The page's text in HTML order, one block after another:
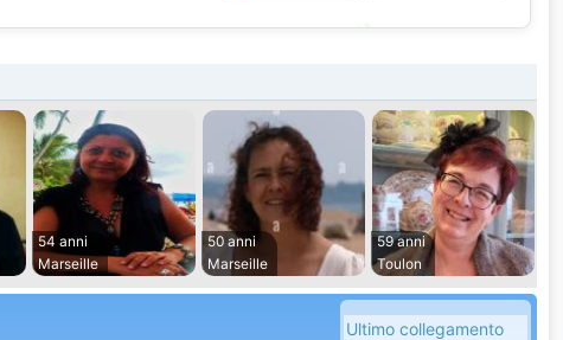
54 anni
Marseille
50 anni
Marseille
59 anni
Toulon
Ultimo collegamento